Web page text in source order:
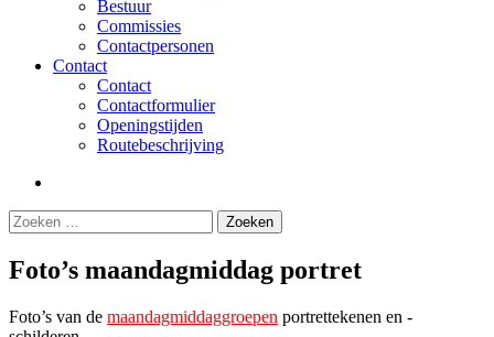
Bestuur
Commissies
Contactpersonen
Contact
Contact
Contactformulier
Openingstijden
Routebeschrijving
op
Zoeken
Zoeken
naar:
Foto’s maandagmiddag portret
Foto’s van de maandagmiddaggroepen portrettekenen en -